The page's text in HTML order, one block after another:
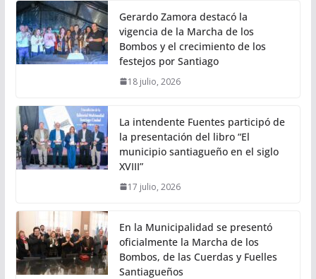
Gerardo Zamora destacó la
vigencia de la Marcha de los
Bombos y el crecimiento de los
festejos por Santiago
18 julio, 2026
La intendente Fuentes participó de
la presentación del libro “El
municipio santiagueño en el siglo
XVIII”
17 julio, 2026
En la Municipalidad se presentó
oficialmente la Marcha de los
Bombos, de las Cuerdas y Fuelles
Santiagueños